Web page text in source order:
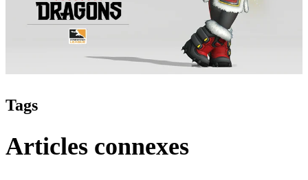
Tags
Articles connexes